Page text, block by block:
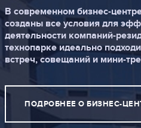
В современном бизнес-
созданы все условия для
деятельности компаний-
технопарке идеально
встреч, совещаний и мини-
ПОДРОБНЕЕ О БИЗНЕС-